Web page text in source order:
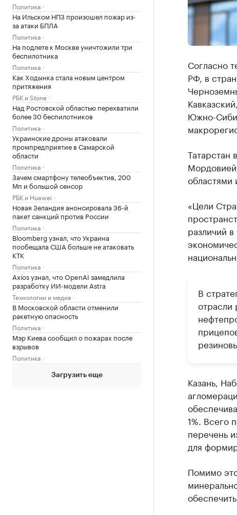
Политика
На Ильском НПЗ произошел пожар из-
за атаки БПЛА
Политика
На подлете к Москве уничтожили три
беспилотника
Политика
Как Ходынка стала новым центром
притяжения
РБК и Stone
Над Ростовской областью перехватили
более 30 беспилотников
Политика
Украинские дроны атаковали
промпредприятие в Самарской
области
Политика
Зачем смартфону телеобъектив, 200
Мп и большой сенсор
РБК и Huawei
Новая Зеландия анонсировала 36-й
пакет санкций против России
Политика
Bloomberg узнал, что Украина
пообещала США больше не атаковать
КТК
Политика
Axios узнал, что OpenAI замедлила
разработку ИИ-модели Astra
Технологии и медиа
В Московской области отменили
ракетную опасность
Политика
Мэр Киева сообщил о пожарах после
взрывов
Политика
Загрузить еще
Согласно
РФ, в
Южно-
Татарстан
областями
«Цели
различий
В
отрасли
Казань,
1%. Всего
перечень
для
Помимо